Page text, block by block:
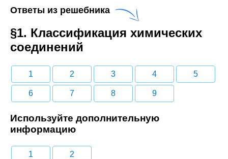
Ответы из решебника
§1. Классификация химических
соединений
1 2 3 4 5
6 7 8 9
Используйте дополнительную
информацию
1 2